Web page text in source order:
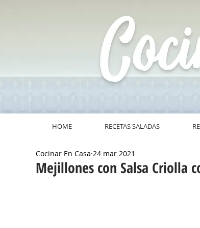
HOME RECETAS SALADAS
Mejillones con Salsa Criolla
Cocinar En Casa 24 mar 2021